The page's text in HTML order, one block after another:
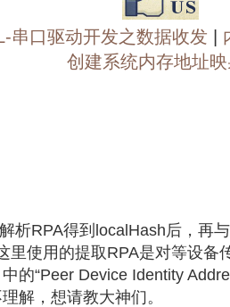
串口驱动开发之数据收发
创建系统内存地址
析RPA得到localHash后，再
里使用的提取RPA是对等设备
的“Peer Device Identity
解，想请教大神们。